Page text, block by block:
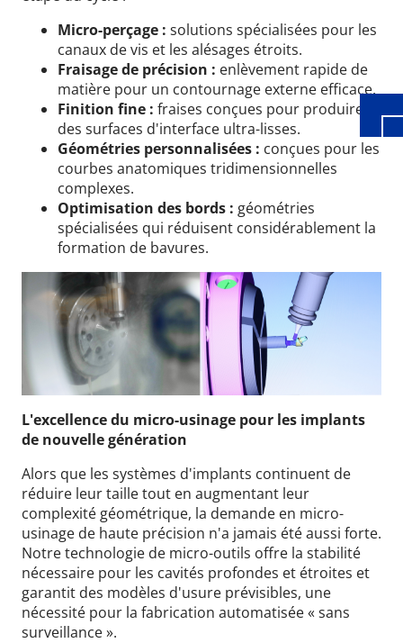
Micro-perçage : solutions spécialisées pour les
canaux de vis et les alésages étroits.
Fraisage de précision : enlèvement rapide de
matière pour un contournage externe efficace.
Finition fine : fraises conçues pour produire
des surfaces d'interface ultra-lisses.
Géométries personnalisées : conçues pour les
courbes anatomiques tridimensionnelles
complexes.
Optimisation des bords : géométries
spécialisées qui réduisent considérablement la
formation de bavures.
L'excellence du micro-usinage pour les implants
de nouvelle génération
Alors que les systèmes d'implants continuent de
réduire leur taille tout en augmentant leur
complexité géométrique, la demande en micro-
usinage de haute précision n'a jamais été aussi forte.
Notre technologie de micro-outils offre la stabilité
nécessaire pour les cavités profondes et étroites et
garantit des modèles d'usure prévisibles, une
nécessité pour la fabrication automatisée « sans
surveillance ».